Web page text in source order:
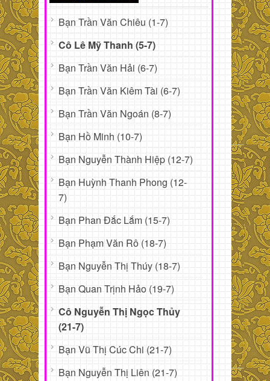
Bạn Trần Văn Chiêu (1-7)
Cô Lê Mỹ Thanh (5-7)
Bạn Trần Văn Hải (6-7)
Bạn Trần Văn Kiêm Tài (6-7)
Bạn Trần Văn Ngoán (8-7)
Bạn Hồ Minh (10-7)
Bạn Nguyễn Thành Hiệp (12-7)
Bạn Huỳnh Thanh Phong (12-
7)
Bạn Phan Đắc Lắm (15-7)
Bạn Phạm Văn Rô (18-7)
Bạn Nguyễn Thị Thúy (18-7)
Bạn Quan Trịnh Hảo (19-7)
Cô Nguyễn Thị Ngọc Thủy
(21-7)
Bạn Vũ Thị Cúc Chi (21-7)
Bạn Nguyễn Thị Liên (21-7)